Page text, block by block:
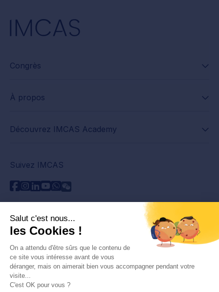
Congrès
À propos
Découvrez IMCAS Academy
Suivez IMCAS
Besoin d'aide ?
Contactez-nous
Lire les FAQs
Politique de confidentialité